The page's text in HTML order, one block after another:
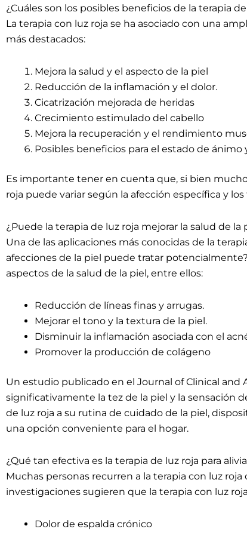
¿Cuáles son los posibles beneficios de la terapia
La terapia con luz roja se ha asociado con una
más destacados:
Mejora la salud y el aspecto de la piel
Reducción de la inflamación y el dolor.
Cicatrización mejorada de heridas
Crecimiento estimulado del cabello
Mejora la recuperación y el rendimiento
Posibles beneficios para el estado de ánimo
Es importante tener en cuenta que, si bien
roja puede variar según la afección específica y
¿Puede la terapia de luz roja mejorar la salud de la
Una de las aplicaciones más conocidas de la
afecciones de la piel puede tratar
aspectos de la salud de la piel, entre ellos:
Reducción de líneas finas y arrugas.
Mejorar el tono y la textura de la piel.
Disminuir la inflamación asociada con el
Promover la producción de colágeno
Un estudio publicado en el Journal of Clinical
significativamente la tez de la piel y la sensación
de luz roja a su rutina de cuidado de la piel,
una opción conveniente para el hogar.
¿Qué tan efectiva es la terapia de luz roja para
Muchas personas recurren a la terapia con luz
investigaciones sugieren que la terapia con luz
Dolor de espalda crónico